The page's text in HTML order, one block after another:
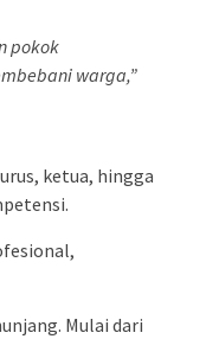
pokok
warga,”
ketua, hingga
Mulai dari